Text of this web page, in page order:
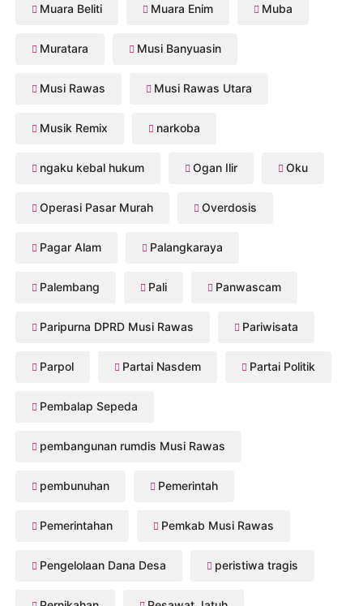
Muara Beliti Muara Enim Muba
Muratara Musi Banyuasin
Musi Rawas Musi Rawas Utara
Musik Remix narkoba
ngaku kebal hukum Ogan Ilir Oku
Operasi Pasar Murah Overdosis
Pagar Alam Palangkaraya
Palembang Pali Panwascam
Paripurna DPRD Musi Rawas Pariwisata
Parpol Partai Nasdem Partai Politik
Pembalap Sepeda
pembangunan rumdis Musi Rawas
pembunuhan Pemerintah
Pemerintahan Pemkab Musi Rawas
Pengelolaan Dana Desa peristiwa tragis